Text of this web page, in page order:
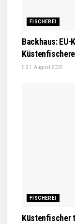
FISCHEREI
Backhaus:
31. August 2025
FISCHEREI
Küstenfischer